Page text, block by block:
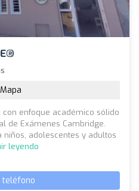
Mapa
con enfoque académico sólido
de Exámenes Cambridge.
niños, adolescentes y adultos
leyendo
teléfono